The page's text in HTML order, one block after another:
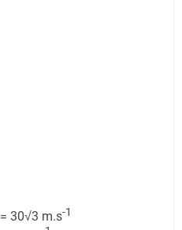
= 30√3 m.s-1